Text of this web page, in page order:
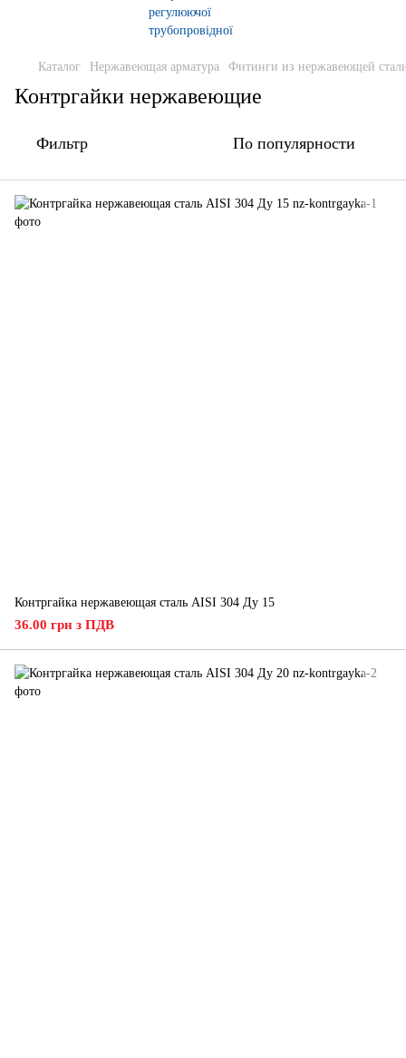
Каталог Нержавеющая арматура Фитинги из нержавеющей
Контргайки нержавеющие
Фильтр По популярности
Контргайка нержавеющая сталь AISI 304 Ду 15
36.00 грн з ПДВ